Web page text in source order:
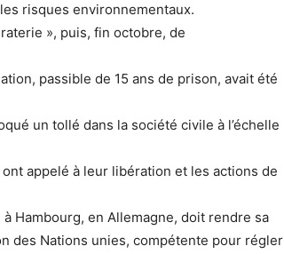
risques environnementaux.
», puis, fin octobre, de
passible de 15 ans de prison, avait été
un tollé dans la société civile à l’échelle
appelé à leur libération et les actions de
Hambourg, en Allemagne, doit rendre sa
des Nations unies, compétente pour régler